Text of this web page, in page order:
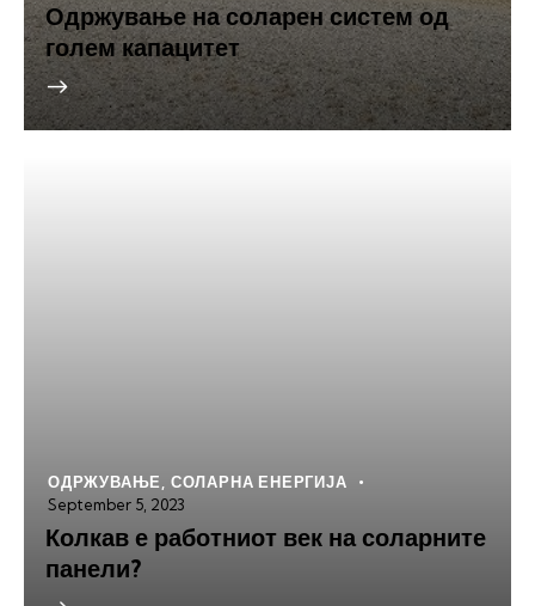
Одржување на соларен систем од
голем капацитет
ОДРЖУВАЊЕ, СОЛАРНА ЕНЕРГИЈА
September 5, 2023
Колкав е работниот век на соларните
панели?